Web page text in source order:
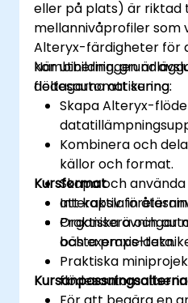
eller på plats) är riktad
mellannivåprofiler som
Alteryx-färdigheter för
kombinering,
flödesautomatisering.
När utbildningen är
deltagarna att kunna:
Skapa Alteryx-
Kombinera och
källor och format.
Skapa och
att kapsla in
Organisera och
bästa praxis-
Kursformat
Interaktiv
Praktiska övningar
och exempeldata.
Praktiska